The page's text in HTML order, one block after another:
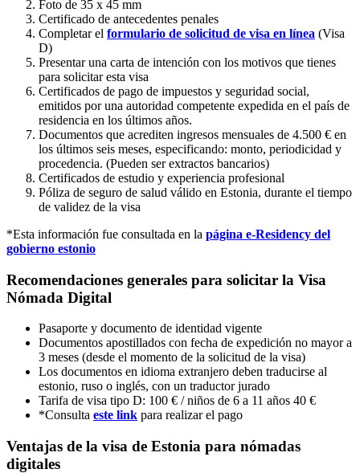
Foto de 35 x 45 mm
Certificado de antecedentes penales
Completar el formulario de solicitud de visa en línea (Visa
D)
Presentar una carta de intención con los motivos que tienes
para solicitar esta visa
Certificados de pago de impuestos y seguridad social,
emitidos por una autoridad competente expedida en el país de
residencia en los últimos años.
Documentos que acrediten ingresos mensuales de 4.500 € en
los últimos seis meses, especificando: monto, periodicidad y
procedencia. (Pueden ser extractos bancarios)
Certificados de estudio y experiencia profesional
Póliza de seguro de salud válido en Estonia, durante el tiempo
de validez de la visa
*Esta información fue consultada en la página e-Residency del
gobierno estonio
Recomendaciones generales para solicitar la Visa
Nómada Digital
Pasaporte y documento de identidad vigente
Documentos apostillados con fecha de expedición no mayor a
3 meses (desde el momento de la solicitud de la visa)
Los documentos en idioma extranjero deben traducirse al
estonio, ruso o inglés, con un traductor jurado
Tarifa de visa tipo D: 100 € / niños de 6 a 11 años 40 €
*Consulta este link para realizar el pago
Ventajas de la visa de Estonia para nómadas
digitales